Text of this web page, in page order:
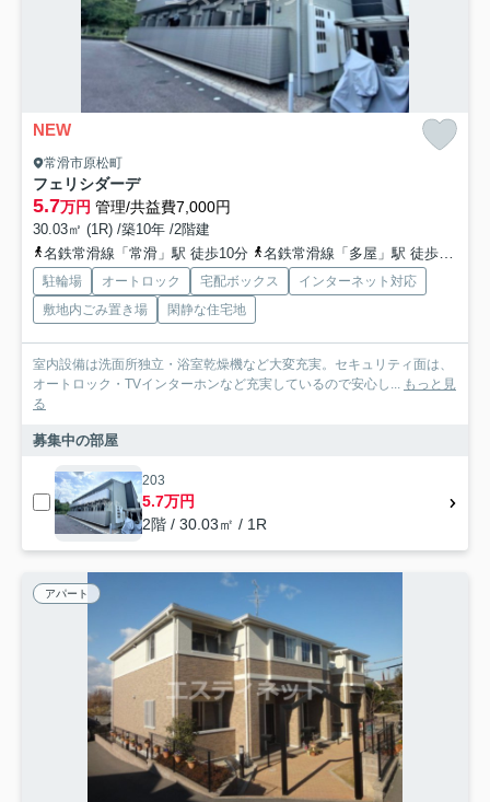
NEW
常滑市原松町
フェリシダーデ
5.7万円 管理/共益費7,000円
30.03㎡ (1R) /築10年 /2階建
名鉄常滑線「常滑」駅 徒歩10分
名鉄常滑線「多屋」駅 徒歩11分
駐輪場 オートロック 宅配ボックス
インターネット対応
敷地内ごみ置き場
閑静な住宅地
室内設備は洗面所独立・浴室乾燥機など大変充実。セキュリティ面は、
オートロック・TVインターホンなど充実しているので安心し...
もっと見
る
募集中の部屋
203
5.7万円
2階 / 30.03㎡ / 1R
アパート